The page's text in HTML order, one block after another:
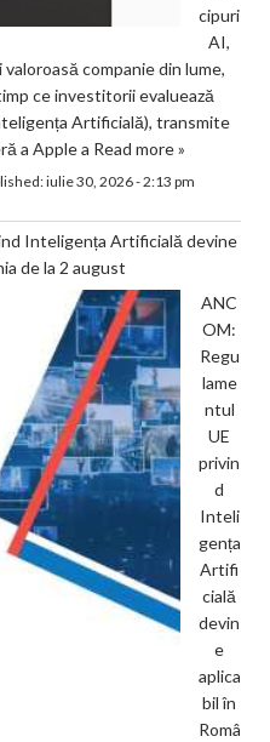
cipuri
AI,
companie din lume,
ce investitorii evaluează
Artificială), transmite
a Apple a Read more »
iulie 30, 2026 - 2:13 pm
Inteligența Artificială devine
de la 2 august
ANC
OM:
Regu
lame
ntul
UE
privin
d
Inteli
gența
Artifi
cială
devin
e
aplica
bil în
Româ